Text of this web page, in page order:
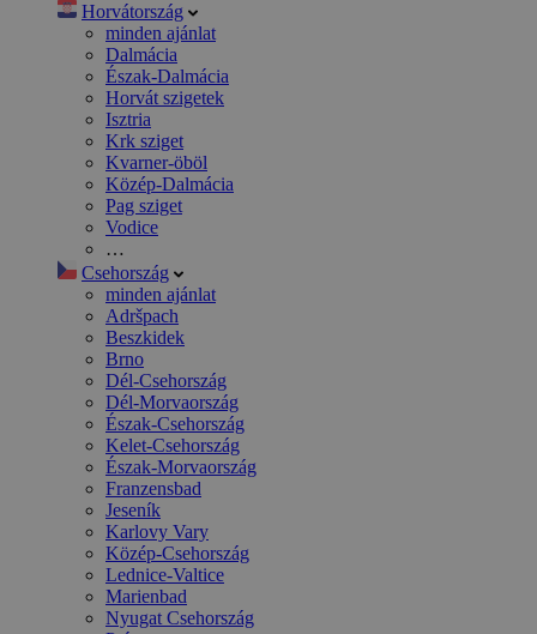
Horvátország
minden ajánlat
Dalmácia
Észak-Dalmácia
Horvát szigetek
Isztria
Krk sziget
Kvarner-öböl
Közép-Dalmácia
Pag sziget
Vodice
…
Csehország
minden ajánlat
Adršpach
Beszkidek
Brno
Dél-Csehország
Dél-Morvaország
Észak-Csehország
Kelet-Csehország
Észak-Morvaország
Franzensbad
Jeseník
Karlovy Vary
Közép-Csehország
Lednice-Valtice
Marienbad
Nyugat Csehország